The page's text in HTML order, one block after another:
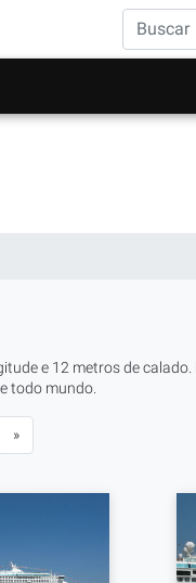
e 12 metros de
todo mundo.
»